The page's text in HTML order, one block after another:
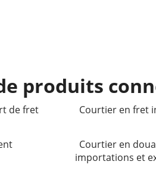
produits
de fret Courtier en fret
Courtier en
importations et